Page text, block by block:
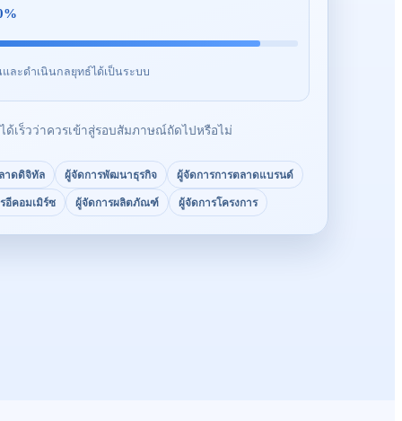
%
ละดำเนินกลยุทธ์ได้เป็นระบบ
ด้เร็วว่าควรเข้าสู่รอบสัมภาษณ์ถัดไปหรือไม่
าดดิจิทัล ผู้จัดการพัฒนาธุรกิจ ผู้จัดการการตลาดแบรนด์
อีคอมเมิร์ซ ผู้จัดการผลิตภัณฑ์ ผู้จัดการโครงการ